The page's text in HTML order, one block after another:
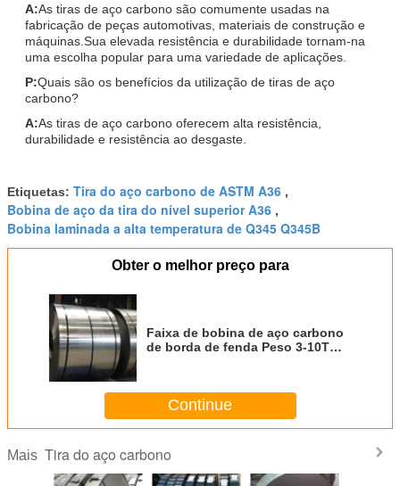
A:As tiras de aço carbono são comumente usadas na
fabricação de peças automotivas, materiais de construção e
máquinas.Sua elevada resistência e durabilidade tornam-na
uma escolha popular para uma variedade de aplicações.
P:Quais são os benefícios da utilização de tiras de aço
carbono?
A:As tiras de aço carbono oferecem alta resistência,
durabilidade e resistência ao desgaste.
Etiquetas: Tira do aço carbono de ASTM A36 ,
Bobina de aço da tira do nível superior A36 ,
Bobina laminada a alta temperatura de Q345 Q345B
Obter o melhor preço para
Faixa de bobina de aço carbono
de borda de fenda Peso 3-10T
Continue
Mais Tira do aço carbono